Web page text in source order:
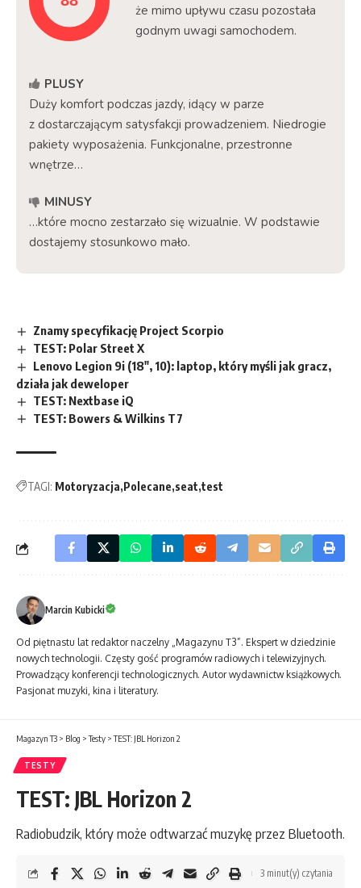
że mimo upływu czasu pozostała
godnym uwagi samochodem.
PLUSY
Duży komfort podczas jazdy, idący w parze
z dostarczającym satysfakcji prowadzeniem. Niedrogie
pakiety wyposażenia. Funkcjonalne, przestronne
wnętrze…
MINUSY
…które mocno zestarzało się wizualnie. W podstawie
dostajemy stosunkowo mało.
Znamy specyfikację Project Scorpio
TEST: Polar Street X
Lenovo Legion 9i (18″, 10): laptop, który myśli jak gracz,
działa jak deweloper
TEST: Nextbase iQ
TEST: Bowers & Wilkins T7
TAGI: Motoryzacja Polecane seat test
Marcin Kubicki
Od piętnastu lat redaktor naczelny „Magazynu T3”. Ekspert w dziedzinie
nowych technologii. Częsty gość programów radiowych i telewizyjnych.
Prowadzący konferencji technologicznych. Autor wydawnictw książkowych.
Pasjonat muzyki, kina i literatury.
Magazyn T3 > Blog >Testy >TEST: JBL Horizon 2
TESTY
TEST: JBL Horizon 2
Radiobudzik, który może odtwarzać muzykę przez Bluetooth.
3 minut(y) czytania